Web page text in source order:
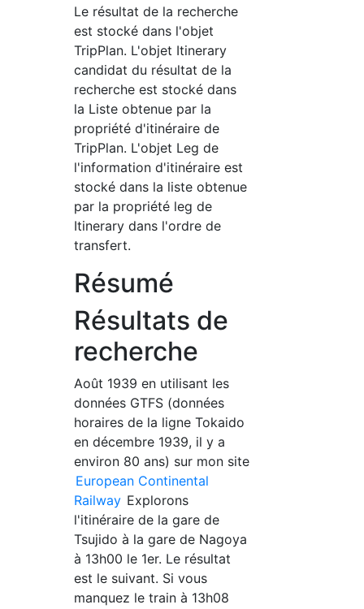
Le résultat de la recherche
est stocké dans l'objet
TripPlan. L'objet Itinerary
candidat du résultat de la
recherche est stocké dans
la Liste obtenue par la
propriété d'itinéraire de
TripPlan. L'objet Leg de
l'information d'itinéraire est
stocké dans la liste obtenue
par la propriété leg de
Itinerary dans l'ordre de
transfert.
Résumé
Résultats de
recherche
Août 1939 en utilisant les
données GTFS (données
horaires de la ligne Tokaido
en décembre 1939, il y a
environ 80 ans) sur mon site
European Continental
Railway Explorons
l'itinéraire de la gare de
Tsujido à la gare de Nagoya
à 13h00 le 1er. Le résultat
est le suivant. Si vous
manquez le train à 13h08